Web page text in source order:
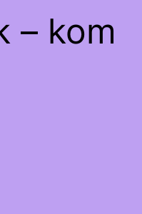
– kom